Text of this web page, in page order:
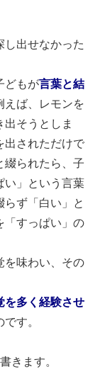
し出せなかった
どもが言葉と結
えば、レモンを
そうとしま
出されただけで
綴られたら、子
い」という言葉
らず「白い」と
「すっぱい」の
を味わい、その
を多く経験させ
です。
きます。